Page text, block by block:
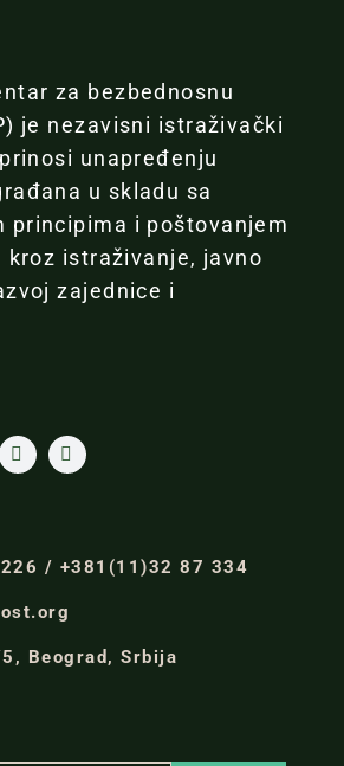
za bezbednosnu
je nezavisni istraživački
unapređenju
u skladu sa
principima i poštovanjem
kroz istraživanje, javno
zajednice i
/ +381(11)32 87 334
Beograd, Srbija